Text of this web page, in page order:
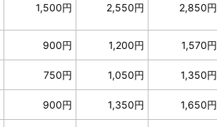
1,500円 2,550円 2,850円
900円 1,200円 1,570円
750円 1,050円 1,350円
900円 1,350円 1,650円